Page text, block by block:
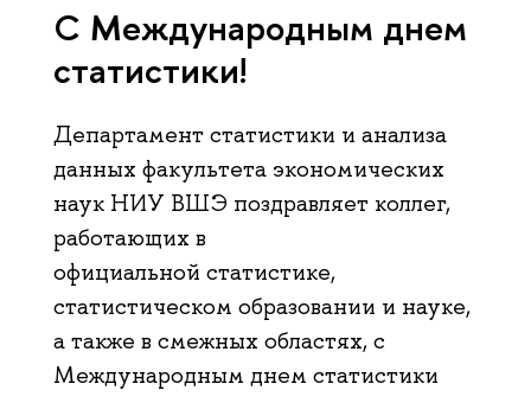
С Международным днем
статистики!
Департамент статистики и анализа
данных факультета экономических
наук НИУ ВШЭ поздравляет коллег,
работающих в
официальной статистике,
статистическом образовании и науке,
а также в смежных областях, с
Международным днем статистики